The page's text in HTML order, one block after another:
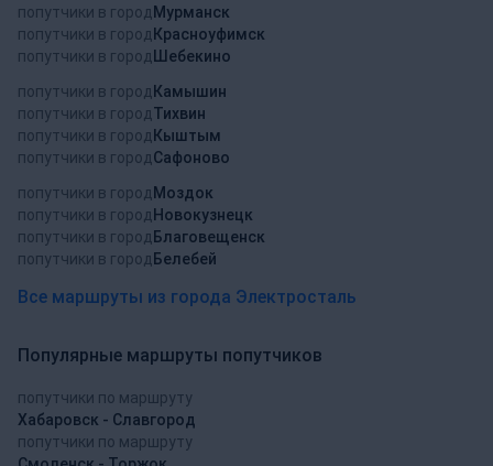
попутчики в город Мурманск
попутчики в город Красноуфимск
попутчики в город
Шебекино
попутчики в город Камышин
попутчики в городТихвин
попутчики в город Кыштым
попутчики в городСафоново
попутчики в город Моздок
попутчики в город Новокузнецк
попутчики в город Благовещенск
попутчики в город Белебей
Все маршруты из города Электросталь
Популярные маршруты попутчиков
попутчики по маршруту
Хабаровск - Славгород
попутчики по маршруту